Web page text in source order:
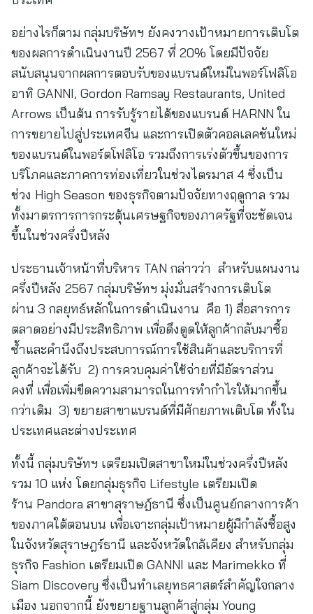
อย่างไรก็ตาม กลุ่มบริษัทฯ ยังคงวางเป้าหมายการเติบโต
ของผลการดำเนินงานปี 2567 ที่ 20% โดยมีปัจจัย
สนับสนุนจากผลการตอบรับของแบรนด์ใหม่ในพอร์โฟลิโอ
อาทิ GANNI, Gordon Ramsay Restaurants, United
Arrows เป็นต้น การรับรู้รายได้ของแบรนด์ HARNN ใน
การขยายไปสู่ประเทศจีน และการเปิดตัวคอลเลคชันใหม่
ของแบรนด์ในพอร์ตโฟลิโอ รวมถึงการเร่งตัวขึ้นของการ
บริโภคและภาคการท่องเที่ยวในช่วงไตรมาส 4 ซึ่งเป็น
ช่วง High Season ของธุรกิจตามปัจจัยทางฤดูกาล รวม
ทั้งมาตรการการกระตุ้นเศรษฐกิจของภาครัฐที่จะชัดเจน
ขึ้นในช่วงครึ่งปีหลัง
ประธานเจ้าหน้าที่บริหาร TAN กล่าวว่า สำหรับแผนงาน
ครึ่งปีหลัง 2567 กลุ่มบริษัทฯ มุ่งมั่นสร้างการเติบโต
ผ่าน 3 กลยุทธ์หลักในการดำเนินงาน คือ 1) สื่อสารการ
ตลาดอย่างมีประสิทธิภาพ เพื่อดึงดูดให้ลูกค้ากลับมาซื้อ
ซ้ำและคำนึงถึงประสบการณ์การใช้สินค้าและบริการที่
ลูกค้าจะได้รับ 2) การควบคุมค่าใช้จ่ายที่มีอัตราส่วน
คงที่ เพื่อเพิ่มขีดความสามารถในการทำกำไรให้มากขึ้น
กว่าเดิม 3) ขยายสาขาแบรนด์ที่มีศักยภาพเติบโต ทั้งใน
ประเทศและต่างประเทศ
ทั้งนี้ กลุ่มบริษัทฯ เตรียมเปิดสาขาใหม่ในช่วงครึ่งปีหลัง
รวม 10 แห่ง โดยกลุ่มธุรกิจ Lifestyle เตรียมเปิด
ร้าน Pandora สาขาสุราษฎ์ธานี ซึ่งเป็นศูนย์กลางการค้า
ของภาคใต้ตอนบน เพื่อเจาะกลุ่มเป้าหมายผู้มีกำลังซื้อสูง
ในจังหวัดสุราษฎร์ธานี และจังหวัดใกล้เคียง สำหรับกลุ่ม
ธุรกิจ Fashion เตรียมเปิด GANNI และ Marimekko ที่
Siam Discovery ซึ่งเป็นทำเลยุทธศาสตร์สำคัญใจกลาง
เมือง นอกจากนี้ ยังขยายฐานลูกค้าสู่กลุ่ม Young